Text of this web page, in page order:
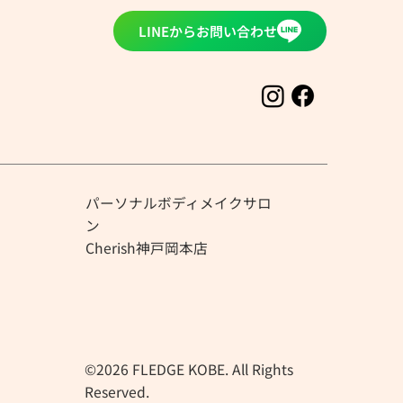
LINEからお問い合わせ
パーソナルボディメイクサロ
ン
Cherish神戸岡本店
©2026 FLEDGE KOBE. All Rights
Reserved.